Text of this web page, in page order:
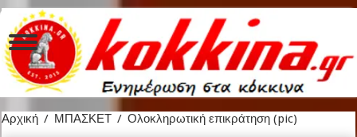
Αρχική / ΜΠΑΣΚΕΤ / Ολοκληρωτική επικράτηση (pic)